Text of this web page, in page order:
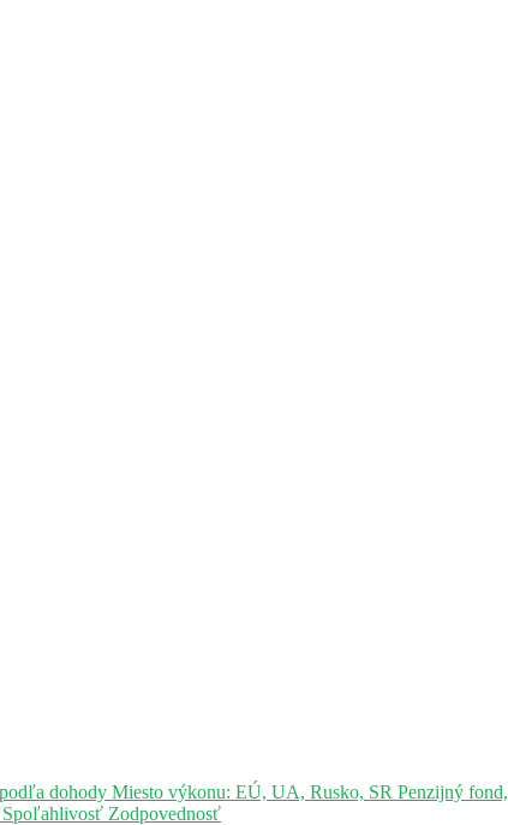
dohody Miesto výkonu: EÚ, UA, Rusko, SR Penzijný fond,
Spoľahlivosť Zodpovednosť